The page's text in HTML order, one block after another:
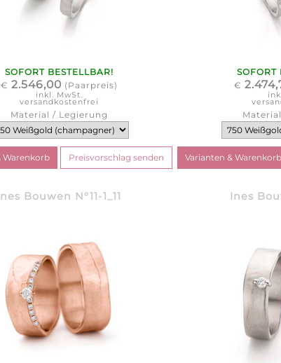
SOFORT BESTELLBAR!
€ 2.546,00 (Paarpreis)
inkl. MwSt.
versandkostenfrei
Material / Legierung
SOFORT
€
Ines Bouwen N°11-1_11 Ines